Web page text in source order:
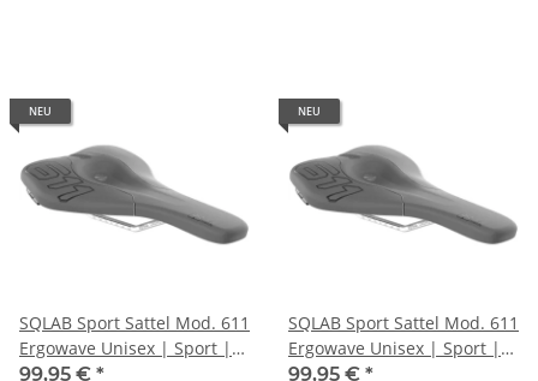
NEU
SQLAB Sport Sattel Mod. 611
Ergowave Unisex | Sport |
Maße: 280 x 130 mm | grau
99,95 € *
NEU
SQLAB Sport Sattel Mod. 611
Ergowave Unisex | Sport |
Maße: 280 x 140 mm | grau
99,95 € *